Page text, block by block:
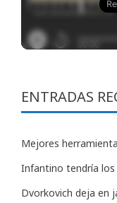
ENTRADAS
Mejores
Infantino tendría los
Dvorkovich deja en